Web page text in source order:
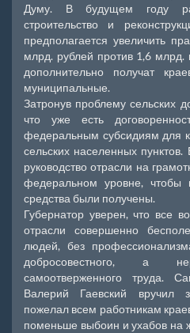
Думу. В будущем году
строительство и
предполагается увеличить
млрд. рублей против 1,6
дополнительно получат
муниципальные.
Затронув проблему сельских
что уже есть
федеральным субсидиям для
сельских населенных
руководство отрасли на
федеральном уровне, чтобы
средства были получены.
Губернатор уверен, что все
отрасли совершенно
людей, без
добросовестного, а
самоотверженного труда.
Валерий Гаевский вручил
пожелал всем работникам
поменьше выбоин и ухабов на